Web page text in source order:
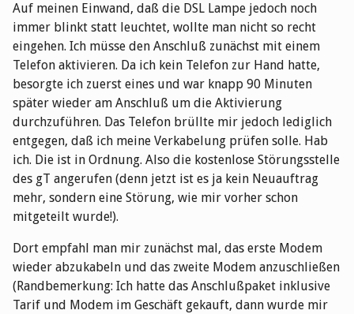
Auf meinen Einwand, daß die DSL Lampe jedoch noch
immer blinkt statt leuchtet, wollte man nicht so recht
eingehen. Ich müsse den Anschluß zunächst mit einem
Telefon aktivieren. Da ich kein Telefon zur Hand hatte,
besorgte ich zuerst eines und war knapp 90 Minuten
später wieder am Anschluß um die Aktivierung
durchzuführen. Das Telefon brüllte mir jedoch lediglich
entgegen, daß ich meine Verkabelung prüfen solle. Hab
ich. Die ist in Ordnung. Also die kostenlose Störungsstelle
des gT angerufen (denn jetzt ist es ja kein Neuauftrag
mehr, sondern eine Störung, wie mir vorher schon
mitgeteilt wurde!).
Dort empfahl man mir zunächst mal, das erste Modem
wieder abzukabeln und das zweite Modem anzuschließen
(Randbemerkung: Ich hatte das Anschlußpaket inklusive
Tarif und Modem im Geschäft gekauft, dann wurde mir